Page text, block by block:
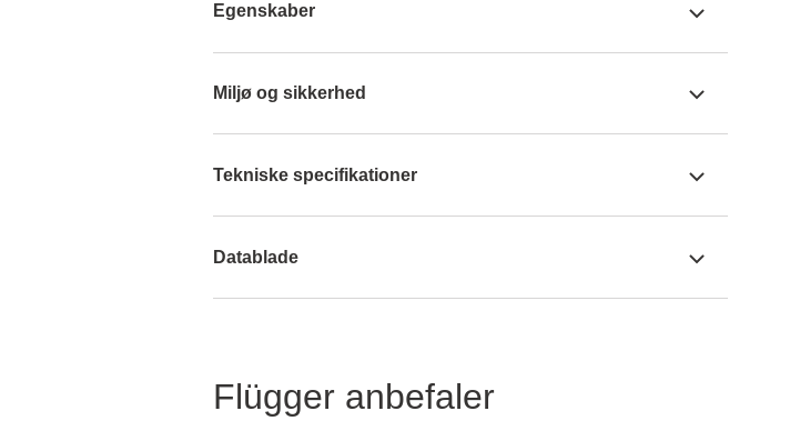
Egenskaber
Miljø og sikkerhed
Tekniske specifikationer
Datablade
Flügger anbefaler